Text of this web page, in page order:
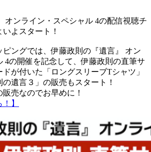
オンライン・スペシャル 4の配信視聴チ
よスタート！
ピングでは、伊藤政則の『遺言』 オン
4の開催を記念して、伊藤政則の直筆サ
が付いた「ロングスリーブTシャツ」
遺言３」の販売もスタート！
売なのでお早めに！
】